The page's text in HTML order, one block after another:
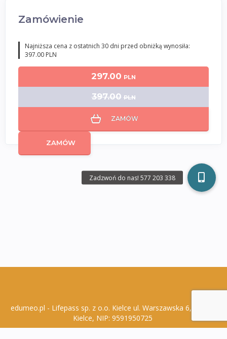
Zamówienie
Najniższa cena z ostatnich 30 dni przed obniżką wynosiła:
397.00 PLN
297.00 PLN
397.00 PLN
ZAMÓW
ZAMÓW
edumeo.pl - Lifepass sp. z o.o. Kielce ul. Warszawska 6, 25-306
Kielce, NIP: 9591950725